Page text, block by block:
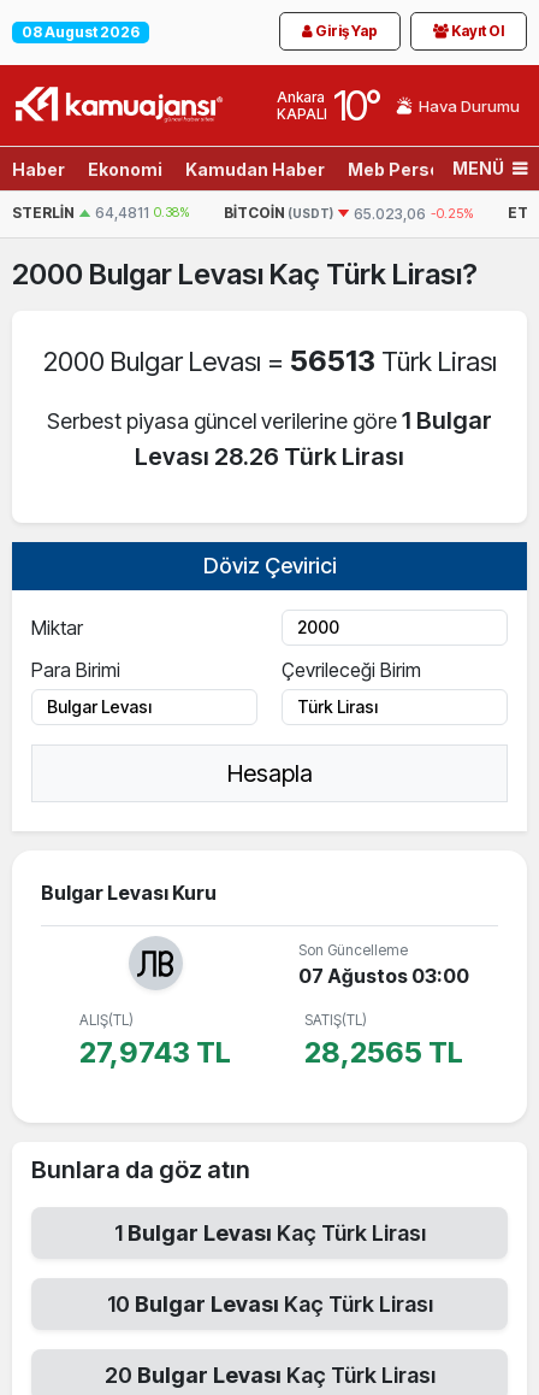
08 August 2026 Giriş Yap Kayıt Ol
Ankara
KAPALI 10° Hava Durumu
Haber Ekonomi Kamudan Haber Meb Personel Son
MENÜ
64,4811 0.38% BITCOIN(USDT) 65.023,06 -0.25%
2000 Bulgar Levası Kaç Türk Lirası?
2000 Bulgar Levası = 56513 Türk Lirası
Serbest piyasa güncel verilerine göre1 Bulgar
Levası 28.26 Türk Lirası
Döviz Çevirici
Miktar
Para Birimi
Çevrileceği Birim
Hesapla
Bulgar Levası Kuru
Son Güncelleme
07 Ağustos 03:00
ALIŞ(TL)
27,9743 TL
SATIŞ(TL)
28,2565 TL
Bunlara da göz atın
1 Bulgar Levası Kaç Türk Lirası
10 Bulgar Levası Kaç Türk Lirası
20 Bulgar Levası Kaç Türk Lirası